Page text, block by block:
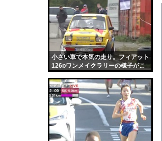
小さい車で本気の走り。フィアット
126pワンメイクラリーの様子がこ